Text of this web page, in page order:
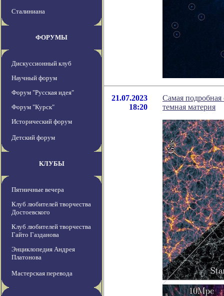
Сталиниана
ФОРУМЫ
Дискуссионный клуб
Научный форум
Форум "Русская идея"
Форум "Курск"
Исторический форум
Детский форум
КЛУБЫ
Пятничные вечера
Клуб любителей творчества
Достоевского
Клуб любителей творчества
Гайто Газданова
Энциклопедия Андрея
Платонова
Мастерская перевода
21.07.2023
18:20
Самая подробная
темная материя